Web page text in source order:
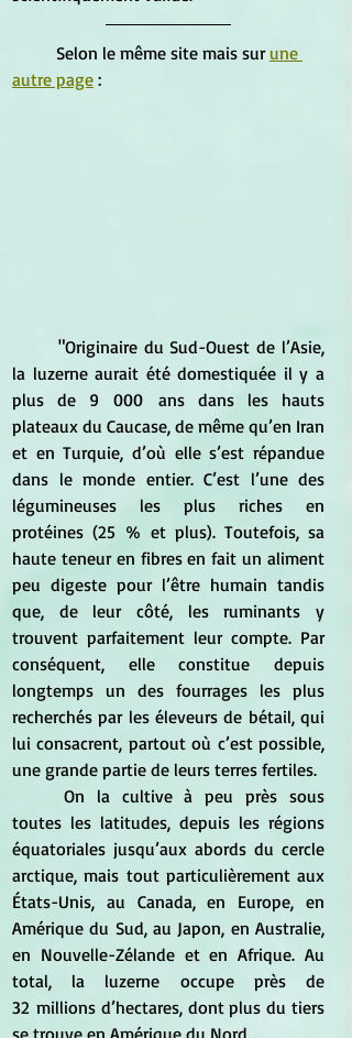
	Selon le même site mais sur
une
autre page :
la luzerne aurait été domestiquée il y a
plus de 9 000 ans dans les hauts
plateaux du Caucase, de même qu’en Iran
et en Turquie, d’où elle s’est répandue
dans le monde entier. C’est l’une des
légumineuses les plus riches en
protéines (25 % et plus). Toutefois, sa
haute teneur en fibres en fait un aliment
peu digeste pour l’être humain tandis
que, de leur côté, les ruminants y
trouvent parfaitement leur compte. Par
conséquent, elle constitue depuis
longtemps un des fourrages les plus
recherchés par les éleveurs de bétail, qui
lui consacrent, partout où c’est possible,
une grande partie de leurs terres fertiles.
toutes les latitudes, depuis les régions
équatoriales jusqu’aux abords du cercle
arctique, mais tout particulièrement aux
États-Unis, au Canada, en Europe, en
Amérique du Sud, au Japon, en Australie,
en Nouvelle-Zélande et en Afrique. Au
total, la luzerne occupe près de
32 millions d’hectares, dont plus du tiers
se trouve en Amérique du Nord.